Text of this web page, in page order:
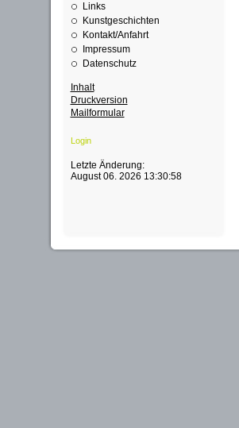
Links
Kunstgeschichten
Kontakt/Anfahrt
Impressum
Datenschutz
Inhalt
Druckversion
Mailformular
Login
Letzte Änderung:
August 06. 2026 13:30:58